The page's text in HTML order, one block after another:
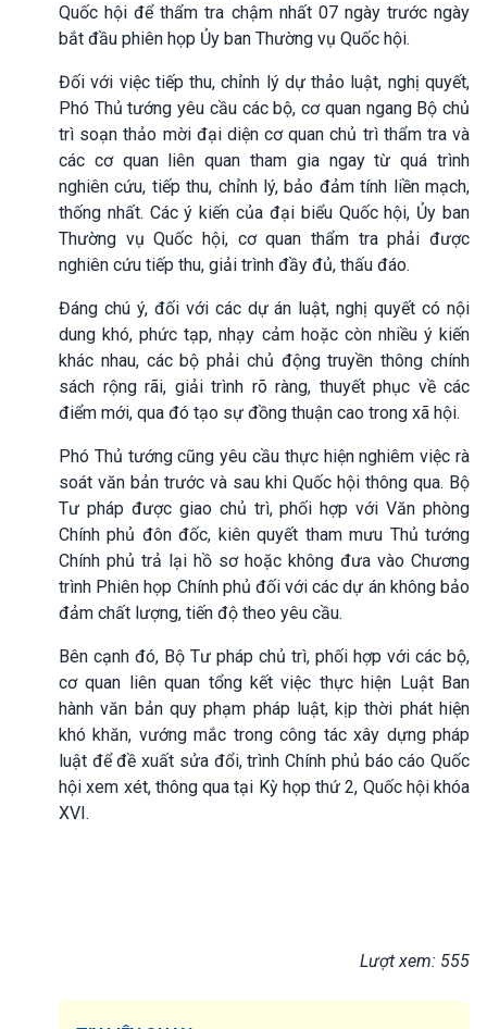
Quốc hội để thẩm tra chậm nhất 07 ngày trước ngày
bắt đầu phiên họp Ủy ban Thường vụ Quốc hội.
Đối với việc tiếp thu, chỉnh lý dự thảo luật, nghị quyết,
Phó Thủ tướng yêu cầu các bộ, cơ quan ngang Bộ chủ
trì soạn thảo mời đại diện cơ quan chủ trì thẩm tra và
các cơ quan liên quan tham gia ngay từ quá trình
nghiên cứu, tiếp thu, chỉnh lý, bảo đảm tính liền mạch,
thống nhất. Các ý kiến của đại biểu Quốc hội, Ủy ban
Thường vụ Quốc hội, cơ quan thẩm tra phải được
nghiên cứu tiếp thu, giải trình đầy đủ, thấu đáo.
Đáng chú ý, đối với các dự án luật, nghị quyết có nội
dung khó, phức tạp, nhạy cảm hoặc còn nhiều ý kiến
khác nhau, các bộ phải chủ động truyền thông chính
sách rộng rãi, giải trình rõ ràng, thuyết phục về các
điểm mới, qua đó tạo sự đồng thuận cao trong xã hội.
Phó Thủ tướng cũng yêu cầu thực hiện nghiêm việc rà
soát văn bản trước và sau khi Quốc hội thông qua. Bộ
Tư pháp được giao chủ trì, phối hợp với Văn phòng
Chính phủ đôn đốc, kiên quyết tham mưu Thủ tướng
Chính phủ trả lại hồ sơ hoặc không đưa vào Chương
trình Phiên họp Chính phủ đối với các dự án không bảo
đảm chất lượng, tiến độ theo yêu cầu.
Bên cạnh đó, Bộ Tư pháp chủ trì, phối hợp với các bộ,
cơ quan liên quan tổng kết việc thực hiện Luật Ban
hành văn bản quy phạm pháp luật, kịp thời phát hiện
khó khăn, vướng mắc trong công tác xây dựng pháp
luật để đề xuất sửa đổi, trình Chính phủ báo cáo Quốc
hội xem xét, thông qua tại Kỳ họp thứ 2, Quốc hội khóa
XVI.
Lượt xem: 555